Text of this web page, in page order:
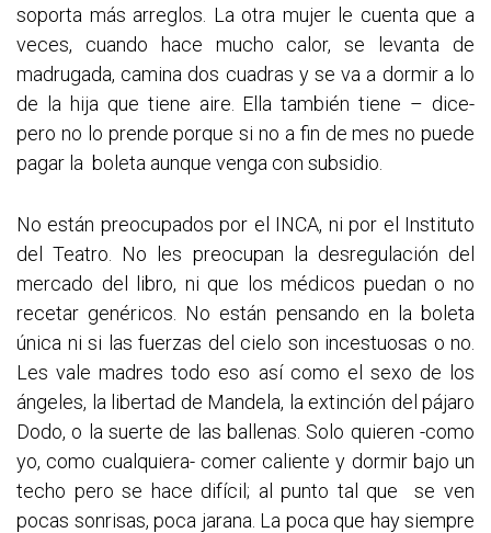
soporta más arreglos. La otra mujer le cuenta que a
veces, cuando hace mucho calor, se levanta de
madrugada, camina dos cuadras y se va a dormir a lo
de la hija que tiene aire. Ella también tiene – dice-
pero no lo prende porque si no a fin de mes no puede
pagar la boleta aunque venga con subsidio.
No están preocupados por el INCA, ni por el Instituto
del Teatro. No les preocupan la desregulación del
mercado del libro, ni que los médicos puedan o no
recetar genéricos. No están pensando en la boleta
única ni si las fuerzas del cielo son incestuosas o no.
Les vale madres todo eso así como el sexo de los
ángeles, la libertad de Mandela, la extinción del pájaro
Dodo, o la suerte de las ballenas. Solo quieren -como
yo, como cualquiera- comer caliente y dormir bajo un
techo pero se hace difícil; al punto tal que se ven
pocas sonrisas, poca jarana. La poca que hay siempre